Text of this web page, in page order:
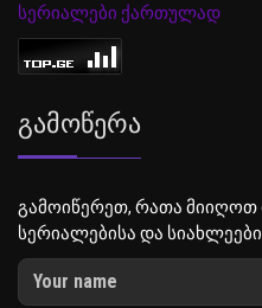
სერიალები ქართულად
Გამოწერა
გამოიწერეთ, რათა მიიღოთ
სერიალებისა და